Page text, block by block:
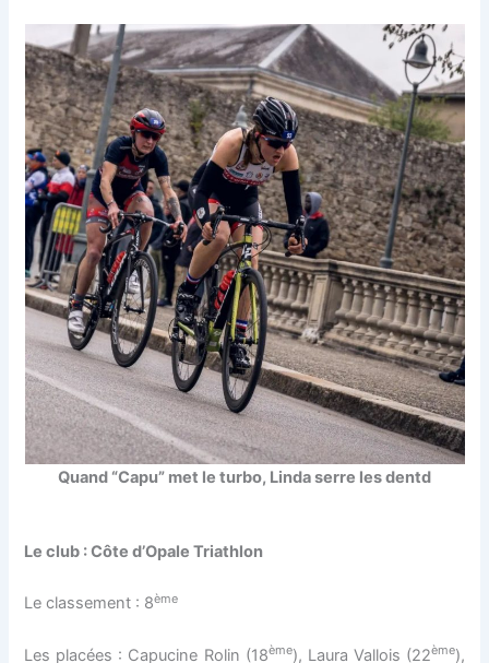
Quand “Capu” met le turbo, Linda serre les dentd
Le club : Côte d’Opale Triathlon
Le classement : 8ème
Les placées : Capucine Rolin (18ème), Laura Vallois (22ème),